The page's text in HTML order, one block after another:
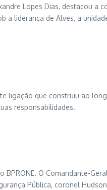
Lopes Dias, destacou
a liderança de Alves, a
ligação que construiu ao
responsabilidades.
O Comandante-
Pública, coronel